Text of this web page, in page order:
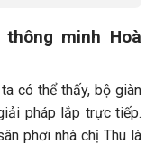
minh Hoà
có thể thấy, bộ giàn
pháp lắp trực tiếp.
phơi nhà chị Thu là